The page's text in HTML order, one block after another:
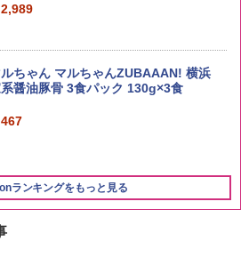
県産新之助 無洗米 5kg 令和7年産
トリー シングルモルト ウイスキー
Story of the Distillery 2026 化粧箱
700ml
20,000
2,989
ちゃん マルちゃんZUBAAAN! 横浜
醤油豚骨 3食パック 130g×3食
467
ランキングをもっと見る